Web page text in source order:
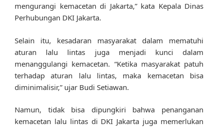
mengurangi kemacetan di Jakarta,” kata Kepala Dinas
Perhubungan DKI Jakarta.
Selain itu, kesadaran masyarakat dalam mematuhi
aturan lalu lintas juga menjadi kunci dalam
menanggulangi kemacetan. “Ketika masyarakat patuh
terhadap aturan lalu lintas, maka kemacetan bisa
diminimalisir,” ujar Budi Setiawan.
Namun, tidak bisa dipungkiri bahwa penanganan
kemacetan lalu lintas di DKI Jakarta juga memerlukan